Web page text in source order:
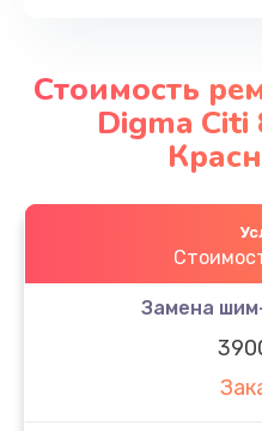
Стоимость
Digma Citi
Замена